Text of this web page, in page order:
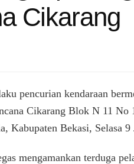
Cikarang
pencurian kendaraan
Cikarang Blok N 11 No
Kabupaten Bekasi, Selasa 9
mengamankan terduga